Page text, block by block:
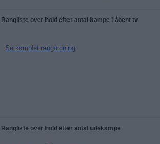
Rangliste over hold efter antal kampe i åbent tv
Se komplet rangordning
Rangliste over hold efter antal udekampe